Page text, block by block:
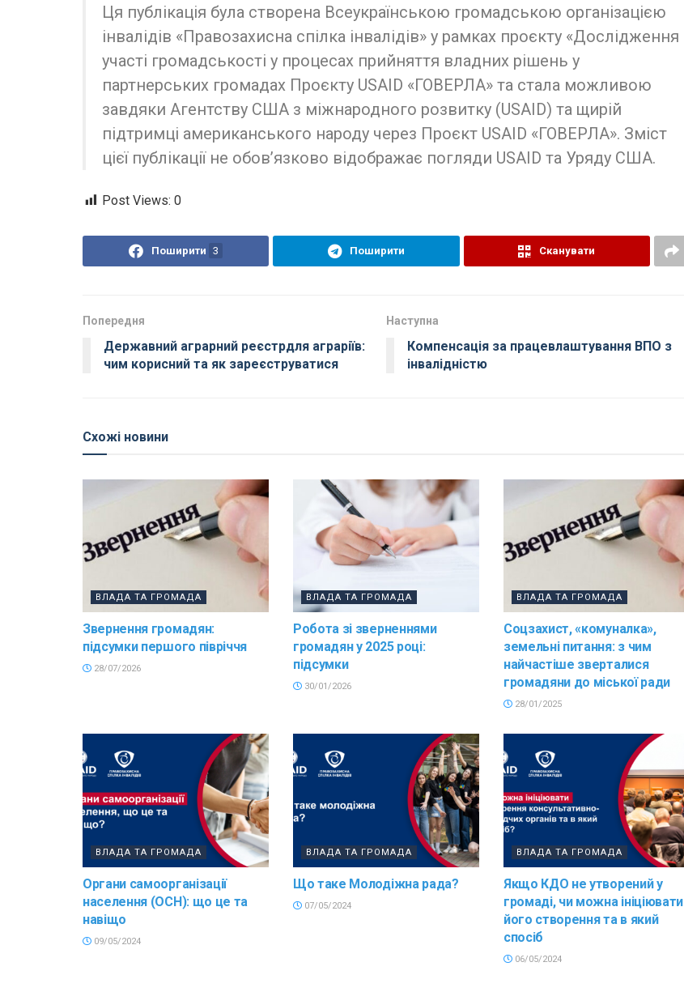
Ця публікація була створена Всеукраїнською громадською організацією
інвалідів «Правозахисна спілка інвалідів» у рамках проєкту «Дослідження
участі громадськості у процесах прийняття владних рішень у
партнерських громадах Проєкту USAID «ГОВЕРЛА» та стала можливою
завдяки Агентству США з міжнародного розвитку (USAID) та щирій
підтримці американського народу через Проєкт USAID «ГОВЕРЛА». Зміст
цієї публікації не обов’язково відображає погляди USAID та Уряду США.
Post Views: 0
Поширити 3 Поширити Сканувати
Попередня
Державний аграрний реєстрдля аграріїв:
чим корисний та як зареєструватися
Наступна
Компенсація за працевлаштування ВПО з
інвалідністю
Схожі новини
ВЛАДА ТА ГРОМАДА
Звернення громадян:
підсумки першого півріччя
28/07/2026
ВЛАДА ТА ГРОМАДА
Робота зі зверненнями
громадян у 2025 році:
підсумки
30/01/2026
ВЛАДА ТА ГРОМАДА
Соцзахист, «комуналка»,
земельні питання: з чим
найчастіше зверталися
громадяни до міської ради
28/01/2025
ВЛАДА ТА ГРОМАДА
Органи самоорганізації
населення (ОСН): що це та
навіщо
09/05/2024
ВЛАДА ТА ГРОМАДА
Що таке Молодіжна рада?
07/05/2024
ВЛАДА ТА ГРОМАДА
Якщо КДО не утворений у
громаді, чи можна ініціювати
його створення та в який
спосіб
06/05/2024